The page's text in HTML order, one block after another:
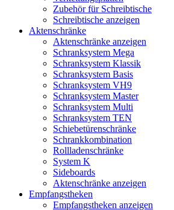
Zubehör für Schreibtische
Schreibtische anzeigen
Aktenschränke
Aktenschränke anzeigen
Schranksystem Mega
Schranksystem Klassik
Schranksystem Basis
Schranksystem VH9
Schranksystem Master
Schranksystem Multi
Schranksystem TEN
Schiebetürenschränke
Schrankkombination
Rollladenschränke
System K
Sideboards
Aktenschränke anzeigen
Empfangstheken
Empfangstheken anzeigen